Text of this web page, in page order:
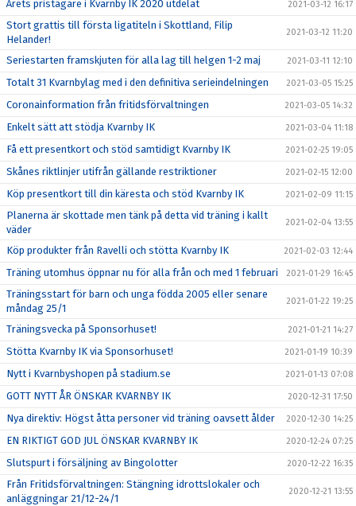
Årets pristagare i Kvarnby IK 2020 utdelat 2021-03-12 16:17
Stort grattis till första ligatiteln i Skottland, Filip
Helander!
2021-03-12 11:20
Seriestarten framskjuten för alla lag till helgen 1-2 maj 2021-03-11 12:10
Totalt 31 Kvarnbylag med i den definitiva serieindelningen 2021-03-05 15:25
Coronainformation från fritidsförvaltningen 2021-03-05 14:32
Enkelt sätt att stödja Kvarnby IK 2021-03-04 11:18
Få ett presentkort och stöd samtidigt Kvarnby IK 2021-02-25 19:05
Skånes riktlinjer utifrån gällande restriktioner 2021-02-15 12:00
Köp presentkort till din käresta och stöd Kvarnby IK 2021-02-09 11:15
Planerna är skottade men tänk på detta vid träning i kallt
väder
2021-02-04 13:55
Köp produkter från Ravelli och stötta Kvarnby IK 2021-02-03 12:44
Träning utomhus öppnar nu för alla från och med 1 februari 2021-01-29 16:45
Träningsstart för barn och unga födda 2005 eller senare
måndag 25/1
2021-01-22 19:25
Träningsvecka på Sponsorhuset! 2021-01-21 14:27
Stötta Kvarnby IK via Sponsorhuset! 2021-01-19 10:39
Nytt i Kvarnbyshopen på stadium.se 2021-01-13 07:08
GOTT NYTT ÅR ÖNSKAR KVARNBY IK 2020-12-31 17:50
Nya direktiv: Högst åtta personer vid träning oavsett ålder 2020-12-30 14:25
EN RIKTIGT GOD JUL ÖNSKAR KVARNBY IK 2020-12-24 07:25
Slutspurt i försäljning av Bingolotter 2020-12-22 16:35
Från Fritidsförvaltningen: Stängning idrottslokaler och
anläggningar 21/12-24/1
2020-12-21 13:55